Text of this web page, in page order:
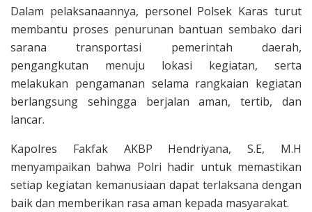
Dalam pelaksanaannya, personel Polsek Karas turut
membantu proses penurunan bantuan sembako dari
sarana transportasi pemerintah daerah,
pengangkutan menuju lokasi kegiatan, serta
melakukan pengamanan selama rangkaian kegiatan
berlangsung sehingga berjalan aman, tertib, dan
lancar.
Kapolres Fakfak AKBP Hendriyana, S.E, M.H
menyampaikan bahwa Polri hadir untuk memastikan
setiap kegiatan kemanusiaan dapat terlaksana dengan
baik dan memberikan rasa aman kepada masyarakat.